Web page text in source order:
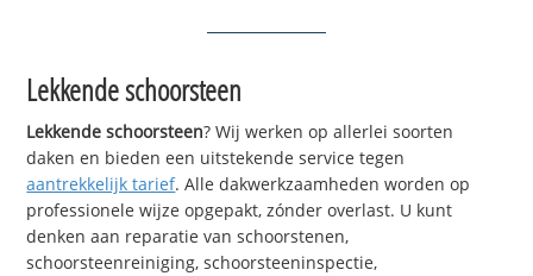
Lekkende schoorsteen
Lekkende schoorsteen? Wij werken op allerlei soorten
daken en bieden een uitstekende service tegen
aantrekkelijk tarief. Alle dakwerkzaamheden worden op
professionele wijze opgepakt, zónder overlast. U kunt
denken aan reparatie van schoorstenen,
schoorsteenreiniging, schoorsteeninspectie,